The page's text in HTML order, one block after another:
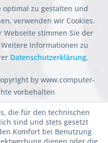
optimal zu gestalten und
verwenden wir Cookies.
stimmen Sie der
Informationen zu
Datenschutzerklärung.
by www.computer-
vorbehalten
die für den technischen
sind und stets gesetzt
Komfort bei Benutzung